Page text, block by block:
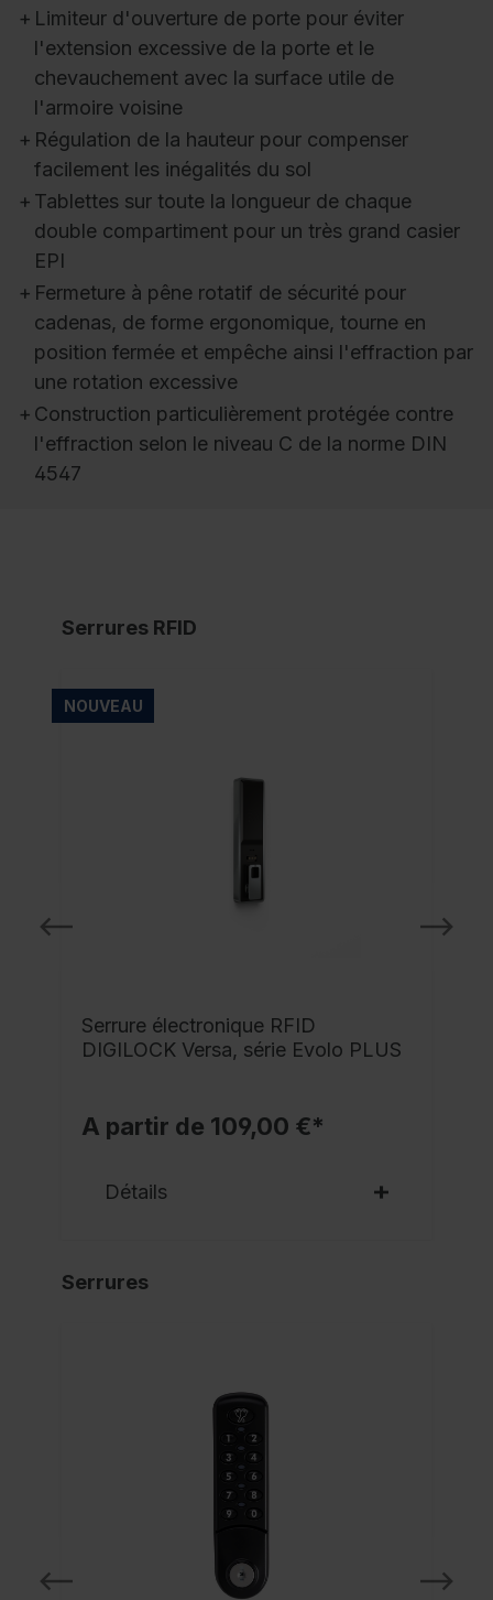
+ Limiteur d'ouverture de porte pour éviter
l'extension excessive de la porte et le
chevauchement avec la surface utile de
l'armoire voisine
+ Régulation de la hauteur pour compenser
facilement les inégalités du sol
+ Tablettes sur toute la longueur de chaque
double compartiment pour un très grand casier
EPI
+ Fermeture à pêne rotatif de sécurité pour
cadenas, de forme ergonomique, tourne en
position fermée et empêche ainsi l'effraction par
une rotation excessive
+ Construction particulièrement protégée contre
l'effraction selon le niveau C de la norme DIN
4547
Serrures RFID
NOUVEAU
Serrure électronique RFID
DIGILOCK Versa, série Evolo PLUS
A partir de 109,00 €*
Détails
Serrures